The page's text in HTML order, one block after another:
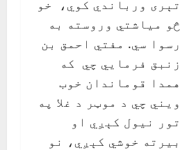
تېری ورباندي کوي، خو
څو مياشتي وروسته به
رسوا سي. مفتي احمق بن
زنبق فرمايي چي که
همدا قوماندان خوب
ويني چي د موټر د غلا په
تور نيول کېږي او
بيرته خوشي کېږي، نو